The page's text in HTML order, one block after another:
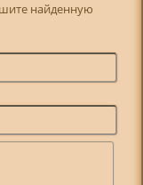
найденную